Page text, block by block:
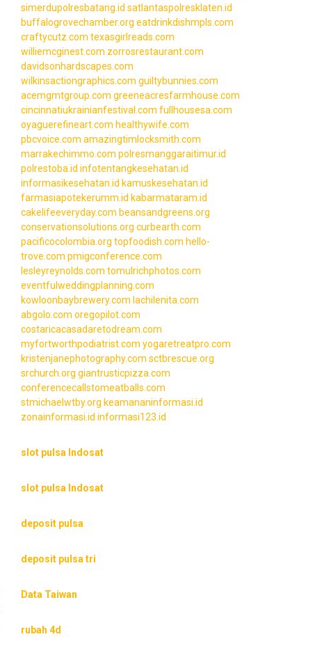
simerdupolresbatang.id satlantaspolresklaten.id
buffalogrovechamber.org eatdrinkdishmpls.com
craftycutz.com texasgirlreads.com
williemcginest.com zorrosrestaurant.com
davidsonhardscapes.com
wilkinsactiongraphics.com guiltybunnies.com
acemgmtgroup.com greeneacresfarmhouse.com
cincinnatiukrainianfestival.com fullhousesa.com
oyaguerefineart.com healthywife.com
pbcvoice.com amazingtimlocksmith.com
marrakechimmo.com polresmanggaraitimur.id
polrestoba.id infotentangkesehatan.id
informasikesehatan.id kamuskesehatan.id
farmasiapotekerumm.id kabarmataram.id
cakelifeeveryday.com beansandgreens.org
conservationsolutions.org curbearth.com
pacificocolombia.org topfoodish.com hello-
trove.com pmigconference.com
lesleyreynolds.com tomulrichphotos.com
eventfulweddingplanning.com
kowloonbaybrewery.com lachilenita.com
abgolo.com oregopilot.com
costaricacasadaretodream.com
myfortworthpodiatrist.com yogaretreatpro.com
kristenjanephotography.com sctbrescue.org
srchurch.org giantrusticpizza.com
conferencecallstomeatballs.com
stmichaelwtby.org keamananinformasi.id
zonainformasi.id informasi123.id
slot pulsa Indosat
slot pulsa Indosat
deposit pulsa
deposit pulsa tri
Data Taiwan
rubah 4d